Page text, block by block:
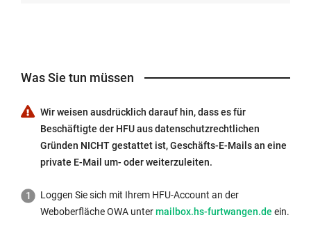
Was Sie tun müssen
Wir weisen ausdrücklich darauf hin, dass es für
Beschäftigte der HFU aus datenschutzrechtlichen
Gründen NICHT gestattet ist, Geschäfts-E-Mails an eine
private E-Mail um- oder weiterzuleiten.
Loggen Sie sich mit Ihrem HFU-Account an der
Weboberfläche OWA unterExterner
mailbox.hs-furtwangen.de ein.